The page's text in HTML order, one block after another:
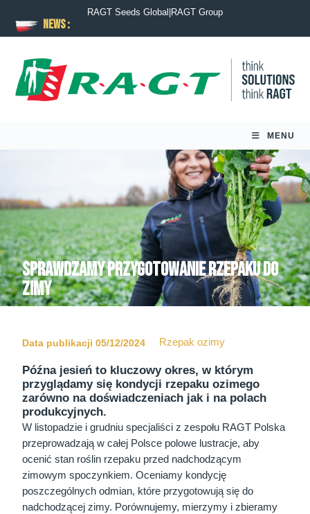
News :
RAGT Seeds Global RAGT Group
MENU
Sprawdzamy przygotowanie rzepaku do
zimy
Data publikacji 05/12/2024 Rzepak ozimy
Późna jesień to kluczowy okres, w którym
przyglądamy się kondycji rzepaku ozimego
zarówno na doświadczeniach jak i na polach
produkcyjnych.
W listopadzie i grudniu specjaliści z zespołu RAGT Polska
przeprowadzają w całej Polsce polowe lustracje, aby
ocenić stan roślin rzepaku przed nadchodzącym
zimowym spoczynkiem. Oceniamy kondycję
poszczególnych odmian, które przygotowują się do
nadchodzącej zimy. Porównujemy, mierzymy i zbieramy